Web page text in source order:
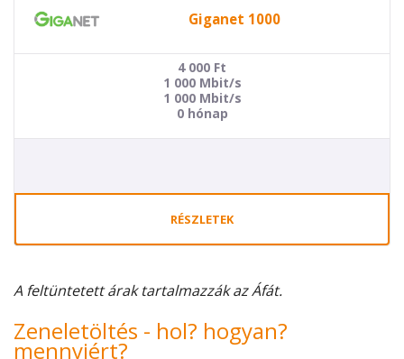
Giganet 1000
4 000 Ft
1 000 Mbit/s
1 000 Mbit/s
0 hónap
RÉSZLETEK
A feltüntetett árak tartalmazzák az Áfát.
Zeneletöltés - hol? hogyan?
mennyiért?